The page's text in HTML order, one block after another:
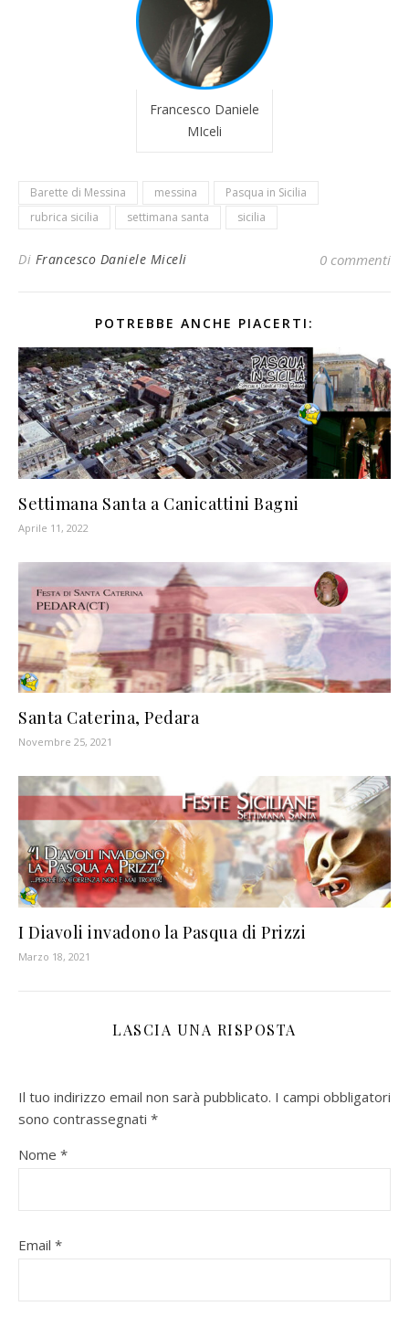
Francesco Daniele
MIceli
Barette di Messina messina
Pasqua in Sicilia
rubrica sicilia
settimana santa sicilia
Di Francesco Daniele Miceli 0 commenti
POTREBBE ANCHE PIACERTI:
Settimana Santa a Canicattini Bagni
Aprile 11, 2022
Santa Caterina, Pedara
Novembre 25, 2021
I Diavoli invadono la Pasqua di Prizzi
Marzo 18, 2021
LASCIA UNA RISPOSTA
Il tuo indirizzo email non sarà pubblicato. I campi obbligatori
sono contrassegnati *
Nome *
Email *